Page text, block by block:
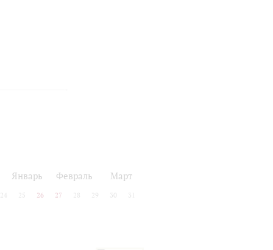
Январь Февраль Март
24 25 26 27 28 29 30 31